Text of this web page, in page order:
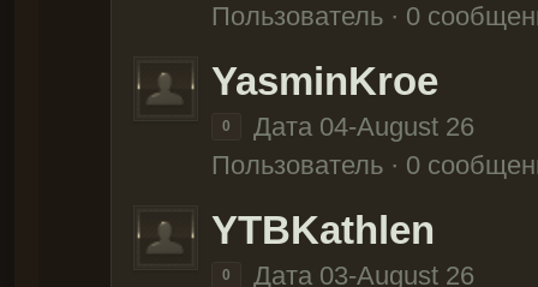
Пользователь · 0
YasminKroe
0
Дата 04-August 26
Пользователь · 0
YTBKathlen
0
Дата 03-August 26